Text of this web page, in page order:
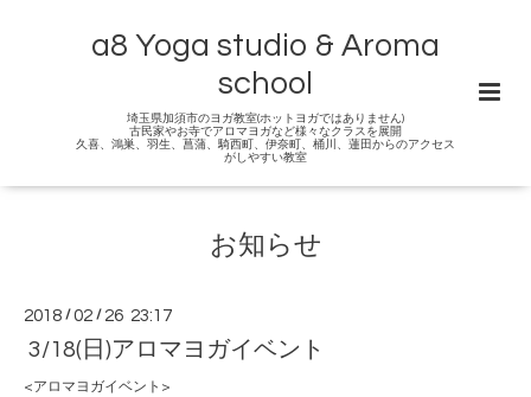
a8 Yoga studio & Aroma
school
埼玉県加須市のヨガ教室(ホットヨガではありません)
古民家やお寺でアロマヨガなど様々なクラスを展開
久喜、鴻巣、羽生、菖蒲、騎西町、伊奈町、桶川、蓮田からのアクセス
がしやすい教室
お知らせ
2018 /02 / 26 23:17
3/18(日)アロマヨガイベント
<アロマヨガイベント>